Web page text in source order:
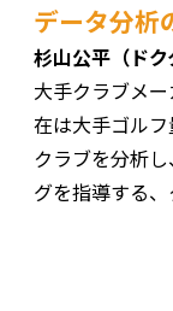
データ分析
杉山公平（ドク
大手クラブメ
在は大手ゴル
クラブを分析
グを指導する